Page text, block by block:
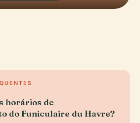
horários de
do Funiculaire du Havre?